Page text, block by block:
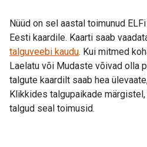
Nüüd on sel aastal toimunud
Eesti kaardile. Kaarti saab
talguveebi kaudu. Kui mitmed
Laelatu või Mudaste võivad olla
talgute kaardilt saab hea
Klikkides talgupaikade
talgud seal toimusid.